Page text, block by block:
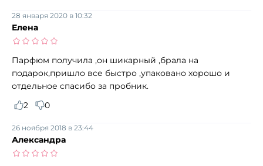
Елена
28 января 2020 в 10:32
Парфюм получила ,он шикарный ,брала на
подарок,пришло все быстро ,упаковано хорошо и
отдельное спасибо за пробник.
2
0
Александра
26 ноября 2018 в 23:44